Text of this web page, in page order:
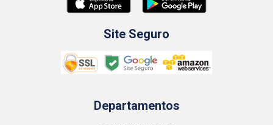
Site Seguro
Departamentos